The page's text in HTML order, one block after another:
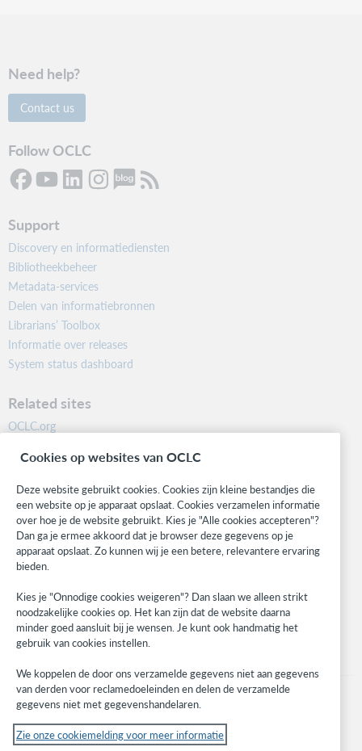
Need help?
Contact us
Follow OCLC
Support
Discovery en informatiediensten
Bibliotheekbeheer
Metadata-services
Delen van informatiebronnen
Librarians’ Toolbox
Informatie over releases
System status dashboard
Related sites
OCLC.org
Community
Research
WebJunction
Developer Network
Stay in the know.
Get the latest product updates, research, events, and much more—
right to your inbox.
Subscribe now
Cookies op websites van OCLC
Deze website gebruikt cookies. Cookies zijn kleine bestandjes die
een website op je apparaat opslaat. Cookies verzamelen informatie
over hoe je de website gebruikt. Kies je "Alle cookies accepteren"?
Dan ga je ermee akkoord dat je browser deze gegevens op je
apparaat opslaat. Zo kunnen wij je een betere, relevantere ervaring
bieden.
Kies je "Onnodige cookies weigeren"? Dan slaan we alleen strikt
noodzakelijke cookies op. Het kan zijn dat de website daarna
minder goed aansluit bij je wensen. Je kunt ook handmatig het
gebruik van cookies instellen.
We koppelen de door ons verzamelde gegevens niet aan gegevens
van derden voor reclamedoeleinden en delen de verzamelde
gegevens niet met gegevenshandelaren.
Zie onze cookiemelding voor meer informatie